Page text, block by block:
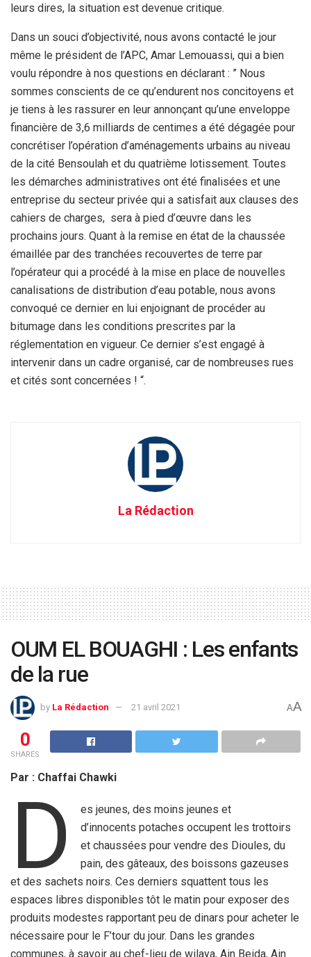
leurs dires, la situation est devenue critique.
Dans un souci d’objectivité, nous avons contacté le jour
même le président de l’APC, Amar Lemouassi, qui a bien
voulu répondre à nos questions en déclarant : ” Nous
sommes conscients de ce qu’endurent nos concitoyens et
je tiens à les rassurer en leur annonçant qu’une enveloppe
financière de 3,6 milliards de centimes a été dégagée pour
concrétiser l’opération d’aménagements urbains au niveau
de la cité Bensoulah et du quatrième lotissement. Toutes
les démarches administratives ont été finalisées et une
entreprise du secteur privée qui a satisfait aux clauses des
cahiers de charges, sera à pied d’œuvre dans les
prochains jours. Quant à la remise en état de la chaussée
émaillée par des tranchées recouvertes de terre par
l’opérateur qui a procédé à la mise en place de nouvelles
canalisations de distribution d’eau potable, nous avons
convoqué ce dernier en lui enjoignant de procéder au
bitumage dans les conditions prescrites par la
réglementation en vigueur. Ce dernier s’est engagé à
intervenir dans un cadre organisé, car de nombreuses rues
et cités sont concernées ! “.
La Rédaction
OUM EL BOUAGHI : Les enfants
de la rue
by La Rédaction 21 avril 2021 AA
0
SHARES
Par : Chaffai Chawki
D
es jeunes, des moins jeunes et
d’innocents potaches occupent les trottoirs
et chaussées pour vendre des Dioules, du
pain, des gâteaux, des boissons gazeuses
et des sachets noirs. Ces derniers squattent tous les
espaces libres disponibles tôt le matin pour exposer des
produits modestes rapportant peu de dinars pour acheter le
nécessaire pour le F’tour du jour. Dans les grandes
communes, à savoir au chef-lieu de wilaya, Ain Beida, Ain